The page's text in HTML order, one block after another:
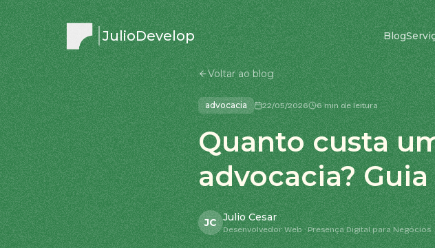
JulioDevelop Blog
Voltar ao blog
advocacia 22/05/2026 6 min de leitura
Quanto custa
advocacia?
JC Julio Cesar
Desenvolvedor Web · Presença Digital para Negócios